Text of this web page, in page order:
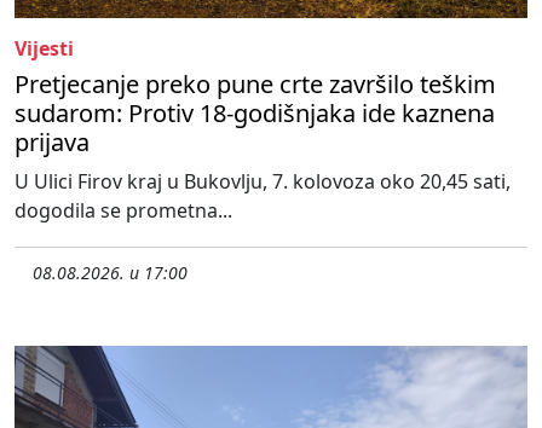
Vijesti
Pretjecanje preko pune crte završilo teškim
sudarom: Protiv 18-godišnjaka ide kaznena
prijava
U Ulici Firov kraj u Bukovlju, 7. kolovoza oko 20,45 sati,
dogodila se prometna...
08.08.2026. u 17:00